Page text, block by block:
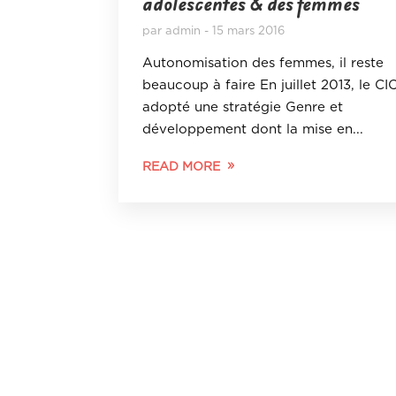
paradmin 15 mars 2016
Autonomisation des femmes, il reste
beaucoup à faire En juillet 2013, le
adopté une stratégie Genre et
développement dont la mise en...
READ MORE